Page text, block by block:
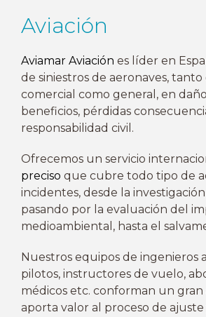
Aviación
Aviamar Aviación es líder en
de siniestros de aeronaves, tanto
comercial como general, en
beneficios, pérdidas
responsabilidad civil.
Ofrecemos un servicio
preciso que cubre todo tipo de
incidentes, desde la
pasando por la evaluación del
medioambiental, hasta el
Nuestros equipos de ingenieros
pilotos, instructores de vuelo,
médicos etc. conforman un
aporta valor al proceso de ajuste